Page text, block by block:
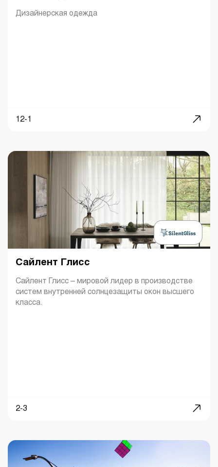
Дизайнерская одежда
12-1
Сайлент Глисс
Сайлент Глисс – мировой лидер в производстве
систем внутренней солнцезащиты окон высшего
класса.
2-3